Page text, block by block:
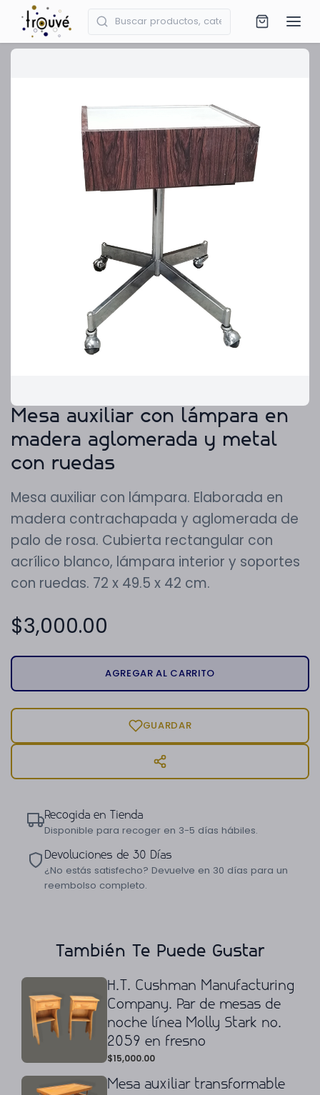
Mesa auxiliar con lámpara en
madera aglomerada y metal
con ruedas
Mesa auxiliar con lámpara. Elaborada en
madera contrachapada y aglomerada de
palo de rosa. Cubierta rectangular con
acrílico blanco, lámpara interior y soportes
con ruedas. 72 x 49.5 x 42 cm.
$3,000.00
AGREGAR AL CARRITO
GUARDAR
Recogida en Tienda
Disponible para recoger en 3-5 días hábiles.
Devoluciones de 30 Días
¿No estás satisfecho? Devuelve en 30 días para un
reembolso completo.
También Te Puede Gustar
H.T. Cushman Manufacturing
Company. Par de mesas de
noche línea Molly Stark no.
2059 en fresno
$15,000.00
Mesa auxiliar transformable